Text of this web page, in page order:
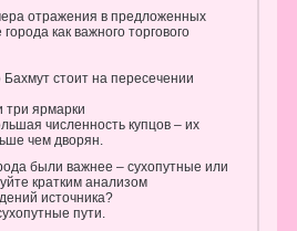
отражения в предложенных
как важного торгового
Бахмут стоит на пересечении
три ярмарки
численность купцов – их
чем дворян.
были важнее – сухопутные или
кратким анализом
источника?
пути.